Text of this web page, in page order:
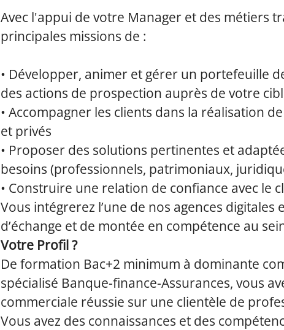
Avec l'appui de votre Manager et des métiers
principales missions de :
• Développer, animer et gérer un portefeuille
des actions de prospection auprès de votre
• Accompagner les clients dans la réalisation
et privés
• Proposer des solutions pertinentes et
besoins (professionnels, patrimoniaux,
• Construire une relation de confiance avec le
Vous intégrerez l’une de nos agences digitales
d’échange et de montée en compétence au
Votre Profil ?
De formation Bac+2 minimum à dominante
spécialisé Banque-finance-Assurances, vous
commerciale réussie sur une clientèle de
Vous avez des connaissances et des